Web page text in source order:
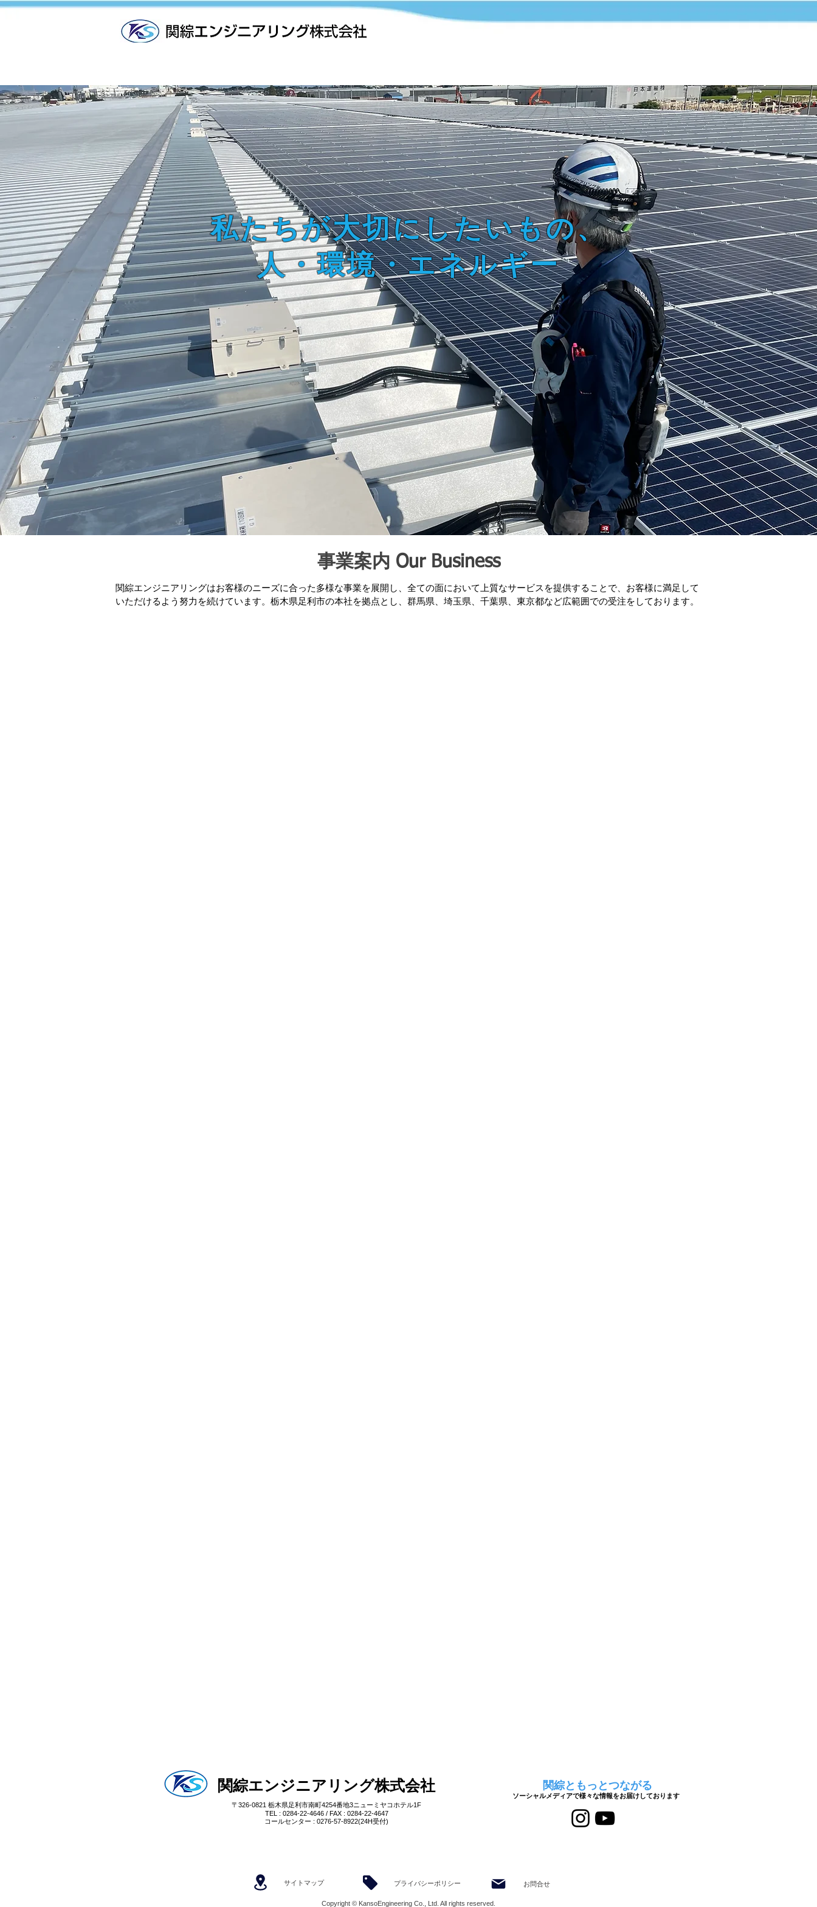
私たちが大切にしたいもの、
人・環境・エネルギー
Our Services
事業案内 Our Business
関綜エンジニアリングはお客様のニーズに合った多様な事業を展開し、全ての面において上質なサービスを提供することで、お客様に満足して
いただけるよう努力を続けています。 栃木県足利市の本社を拠点とし、群馬県、埼玉県、千葉県、東京都など広範囲での受注をしております。
関綜エンジニアリング株式会社
〒326-0821 栃木県足利市南町4254番地3ニューミヤコホテル1F
TEL
: 0284-22-4646 / FAX : 0284-22-4647
コールセンター : 0276-57-8922(24H受付)
サイトマップ プライバシーポリシー
関綜ともっとつながる
ソーシャルメディアで様々な情報をお届けしております
お問合せ
Copyright © KansoEngineering Co., Ltd. All rights reserved.